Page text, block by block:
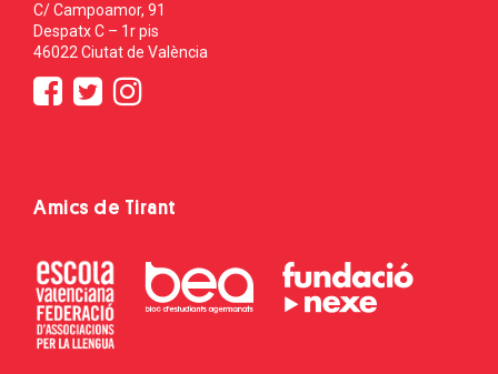
C/ Campoamor, 91
Despatx C – 1r pis
46022 Ciutat de València
Amics de Tirant